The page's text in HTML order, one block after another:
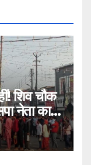
शिव चौक
नेता का